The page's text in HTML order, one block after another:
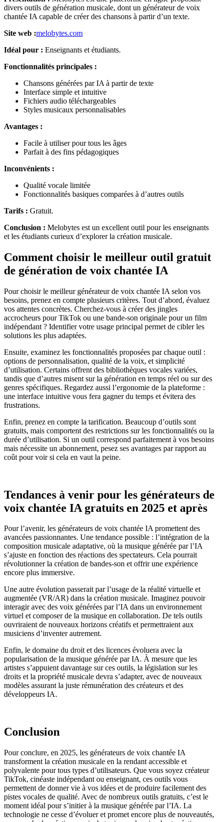
divers outils de génération musicale, dont un générateur de voix
chantée IA capable de créer des chansons à partir d’un texte.
Site web :melobytes.com
Idéal pour : Enseignants et étudiants.
Fonctionnalités principales :
Chansons générées par IA à partir de texte
Interface simple et intuitive
Fichiers audio téléchargeables
Styles musicaux personnalisables
Avantages :
Facile à utiliser pour tous les âges
Parfait à des fins pédagogiques
Inconvénients :
Qualité vocale limitée
Fonctionnalités basiques comparées à d’autres outils
Tarifs : Gratuit.
Conclusion : Melobytes est un excellent outil pour les enseignants
et les étudiants curieux d’explorer la création musicale.
Comment choisir le meilleur outil gratuit
de génération de voix chantée IA
Pour choisir le meilleur générateur de voix chantée IA selon vos
besoins, prenez en compte plusieurs critères. Tout d’abord, évaluez
vos attentes concrètes. Cherchez-vous à créer des jingles
accrocheurs pour TikTok ou une bande-son originale pour un film
indépendant ? Identifier votre usage principal permet de cibler les
solutions les plus adaptées.
Ensuite, examinez les fonctionnalités proposées par chaque outil :
options de personnalisation, qualité de la voix, et simplicité
d’utilisation. Certains offrent des bibliothèques vocales variées,
tandis que d’autres misent sur la génération en temps réel ou sur des
genres spécifiques. Regardez aussi l’ergonomie de la plateforme :
une interface intuitive vous fera gagner du temps et évitera des
frustrations.
Enfin, prenez en compte la tarification. Beaucoup d’outils sont
gratuits, mais comportent des restrictions sur les fonctionnalités ou la
durée d’utilisation. Si un outil correspond parfaitement à vos besoins
mais nécessite un abonnement, pesez ses avantages par rapport au
coût pour voir si cela en vaut la peine.
Tendances à venir pour les générateurs de
voix chantée IA gratuits en 2025 et après
Pour l’avenir, les générateurs de voix chantée IA promettent des
avancées passionnantes. Une tendance possible : l’intégration de la
composition musicale adaptative, où la musique générée par l’IA
s’ajuste en fonction des réactions des spectateurs. Cela pourrait
révolutionner la création de bandes-son et offrir une expérience
encore plus immersive.
Une autre évolution passerait par l’usage de la réalité virtuelle et
augmentée (VR/AR) dans la création musicale. Imaginez pouvoir
interagir avec des voix générées par l’IA dans un environnement
virtuel et composer de la musique en collaboration. De tels outils
ouvriraient de nouveaux horizons créatifs et permettraient aux
musiciens d’inventer autrement.
Enfin, le domaine du droit et des licences évoluera avec la
popularisation de la musique générée par IA. À mesure que les
artistes s’appuient davantage sur ces outils, la législation sur les
droits et la propriété musicale devra s’adapter, avec de nouveaux
modèles assurant la juste rémunération des créateurs et des
développeurs IA.
Conclusion
Pour conclure, en 2025, les générateurs de voix chantée IA
transforment la création musicale en la rendant accessible et
polyvalente pour tous types d’utilisateurs. Que vous soyez créateur
TikTok, cinéaste indépendant ou enseignant, ces outils vous
permettent de donner vie à vos idées et de produire facilement des
pistes vocales de qualité. Avec de nombreux outils gratuits, c’est le
moment idéal pour s’initier à la musique générée par l’IA. La
technologie ne cesse d’évoluer et promet encore plus de nouveautés,